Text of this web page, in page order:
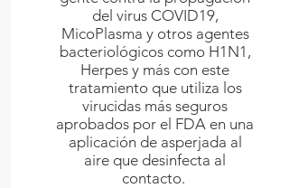
del virus COVID19,
MicoPlasma y otros agentes
bacteriológicos como H1N1,
Herpes y más con este
tratamiento que utiliza los
virucidas más seguros
aprobados por el FDA en una
aplicación de asperjada al
aire que desinfecta al
contacto.